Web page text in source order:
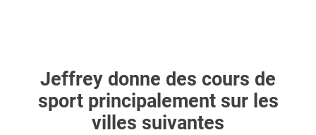
Jeffrey donne des cours de
sport principalement sur les
villes suivantes